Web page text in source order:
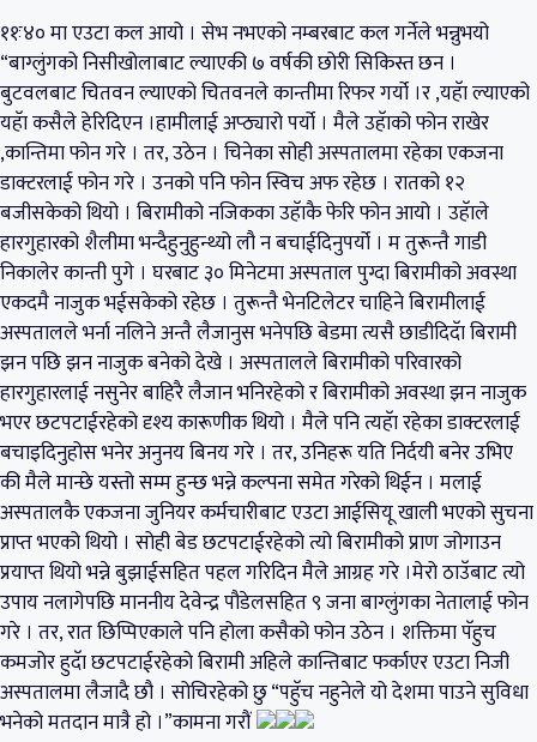
११ः४० मा एउटा कल आयो । सेभ नभएको नम्बरबाट कल गर्नेले भन्नुभयो
“बाग्लुंगको निसीखोलाबाट ल्याएकी ७ वर्षकी छोरी सिकिस्त छन ।
बुटवलबाट चितवन ल्याएको चितवनले कान्तीमा रिफर गर्यो ।र ,यहॅा ल्याएको
यहॅा कसैले हेरिदिएन ।हामीलाई अप्ठ्यारो पर्यो । मैले उहॅाको फोन राखेर
,कान्तिमा फोन गरे । तर, उठेन । चिनेका सोही अस्पतालमा रहेका एकजना
डाक्टरलाई फोन गरे । उनको पनि फोन स्विच अफ रहेछ । रातको १२
बजीसकेको थियो । बिरामीको नजिकका उहॅाकै फेरि फोन आयो । उहॅाले
हारगुहारको शैलीमा भन्दैहुनुहुन्थ्यो लौ न बचाईदिनुपर्यो । म तुरून्तै गाडी
निकालेर कान्ती पुगे । घरबाट ३० मिनेटमा अस्पताल पुग्दा बिरामीको अवस्था
एकदमै नाजुक भईसकेको रहेछ । तुरून्तै भेनटिलेटर चाहिने बिरामीलाई
अस्पतालले भर्ना नलिने अन्तै लैजानुस भनेपछि बेडमा त्यसै छाडीदिदॅा बिरामी
झन पछि झन नाजुक बनेको देखे । अस्पतालले बिरामीको परिवारको
हारगुहारलाई नसुनेर बाहिरै लैजान भनिरहेको र बिरामीको अवस्था झन नाजुक
भएर छटपटाईरहेको दृश्य कारूणीक थियो । मैले पनि त्यहॅा रहेका डाक्टरलाई
बचाइदिनुहोस भनेर अनुनय बिनय गरे । तर, उनिहरू यति निर्दयी बनेर उभिए
की मैले मान्छे यस्तो सम्म हुन्छ भन्ने कल्पना समेत गरेको थिईन । मलाई
अस्पतालकै एकजना जुनियर कर्मचारीबाट एउटा आईसियू खाली भएको सुचना
प्राप्त भएको थियो । सोही बेड छटपटाईरहेको त्यो बिरामीको प्राण जोगाउन
प्रयाप्त थियो भन्ने बुझाईसहित पहल गरिदिन मैले आग्रह गरे ।मेरो ठाउॅबाट त्यो
उपाय नलागेपछि माननीय देवेन्द्र पौडेलसहित ९ जना बाग्लुंगका नेतालाई फोन
गरे । तर, रात छिप्पिएकाले पनि होला कसैको फोन उठेन । शक्तिमा पॅहुच
कमजोर हुदॅा छटपटाईरहेको बिरामी अहिले कान्तिबाट फर्काएर एउटा निजी
अस्पतालमा लैजादै छौ । सोचिरहेको छु “पहुॅच नहुनेले यो देशमा पाउने सुविधा
भनेको मतदान मात्रै हो ।”कामना गरौं